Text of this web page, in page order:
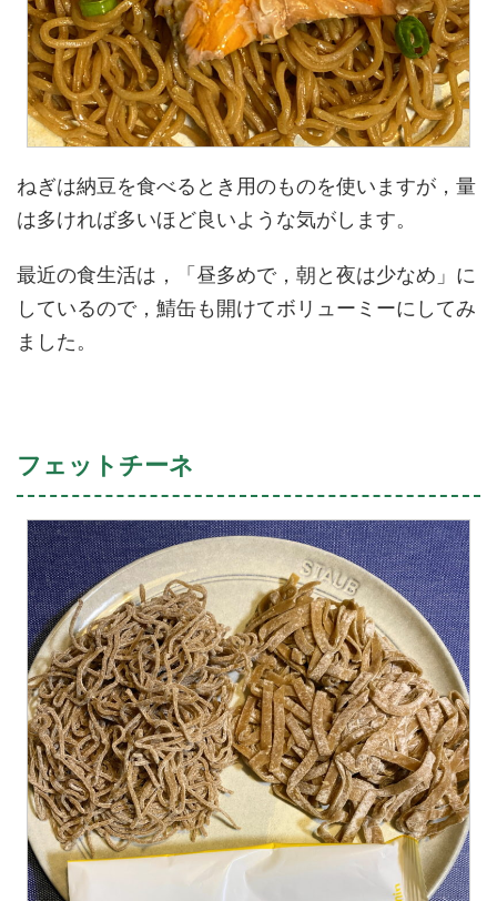
ねぎは納豆を食べるとき用のものを使いますが，量
は多ければ多いほど良いような気がします。
最近の食生活は，「昼多めで，朝と夜は少なめ」に
しているので，鯖缶も開けてボリューミーにしてみ
ました。
フェットチーネ